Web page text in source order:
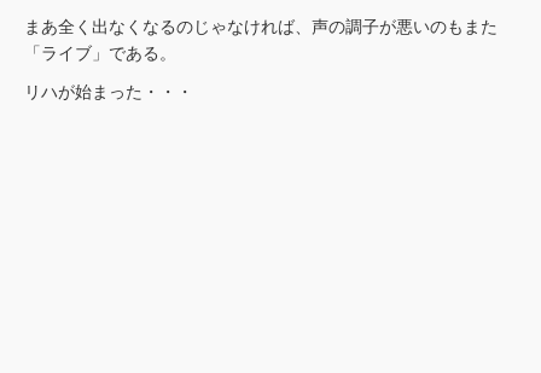
まあ全く出なくなるのじゃなければ、声の調子が悪いのもまた
「ライブ」である。
リハが始まった・・・